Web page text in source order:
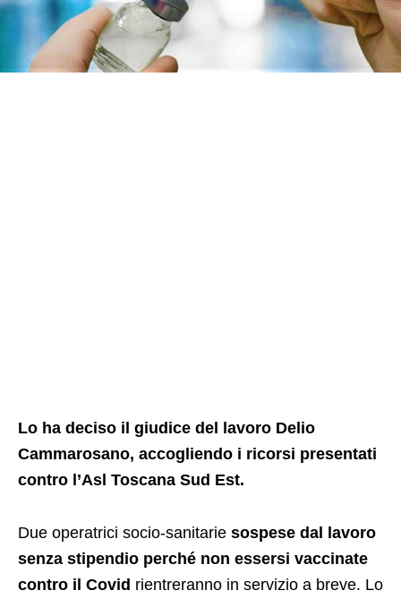
Lo ha deciso il giudice del lavoro Delio
Cammarosano, accogliendo i ricorsi presentati
contro l’Asl Toscana Sud Est.
Due operatrici socio-sanitarie sospese dal lavoro
senza stipendio perché non essersi vaccinate
contro il Covid rientreranno in servizio a breve. Lo